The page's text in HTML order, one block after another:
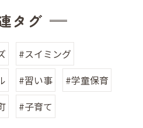
タグ
#スイミング
#習い事
#学童保育
#子育て